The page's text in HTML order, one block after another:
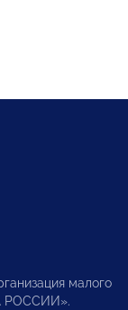
малого
РОССИИ».